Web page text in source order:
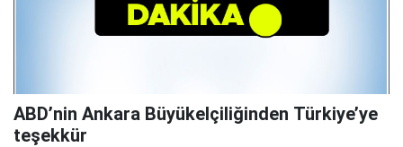
ABD’nin Ankara Büyükelçiliğinden Türkiye’ye
teşekkür